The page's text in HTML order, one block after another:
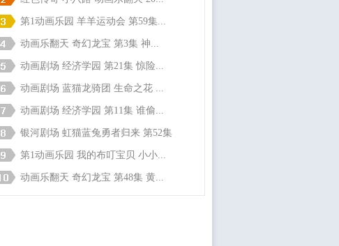
第1动画乐园 羊羊运动会 第59集...
动画乐翻天 奇幻龙宝 第3集 神...
动画剧场 经济学园 第21集 惊险...
动画剧场 蓝猫龙骑团 生命之花 ...
动画剧场 经济学园 第11集 谁偷...
银河剧场 虹猫蓝兔勇者归来 第52集
第1动画乐园 我的布叮宝贝 小小...
动画乐翻天 奇幻龙宝 第48集 黄...